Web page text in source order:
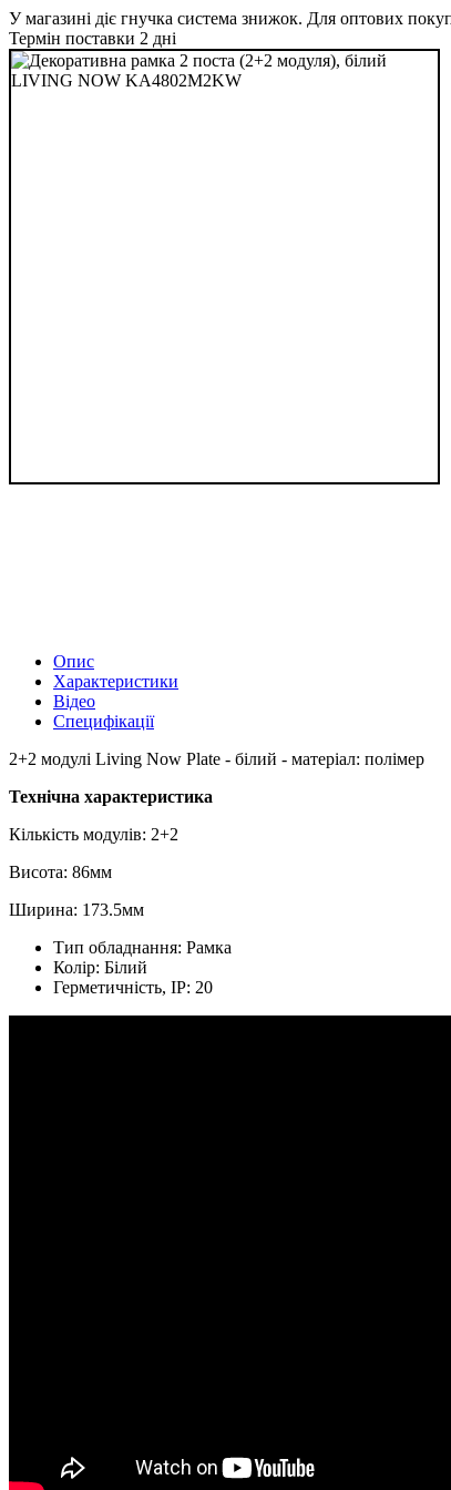
У магазині діє гнучка система знижок. Для оптових
Термін поставки 2 дні
Опис
Характеристики
Відео
Специфікації
2+2 модулі Living Now Plate - білий - матеріал: полімер
Технічна характеристика
Кількість модулів: 2+2
Висота: 86мм
Ширина: 173.5мм
Тип обладнання: Рамка
Колір: Білий
Герметичність, IP: 20